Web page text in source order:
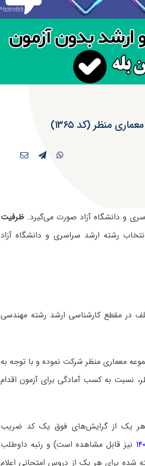
منظر (کد ۱۳۶۵)
و دانشگاه آزاد صورت می‌گیرد.ظرفیت
رشته ارشد سراسری و دانشگاه آزاد
در مقطع کارشناسی ارشد رشته مهندسی
معماری منظر شرکت نموده و با توجه به
نسبت به کسب آمادگی برای آزمون اقدام
یک از گرایش‌های فوق یک کد ضریب
نیز قابل مشاهده است) و رتبه داوطلب
شده برای هر یک از دروس امتحانی اعلام